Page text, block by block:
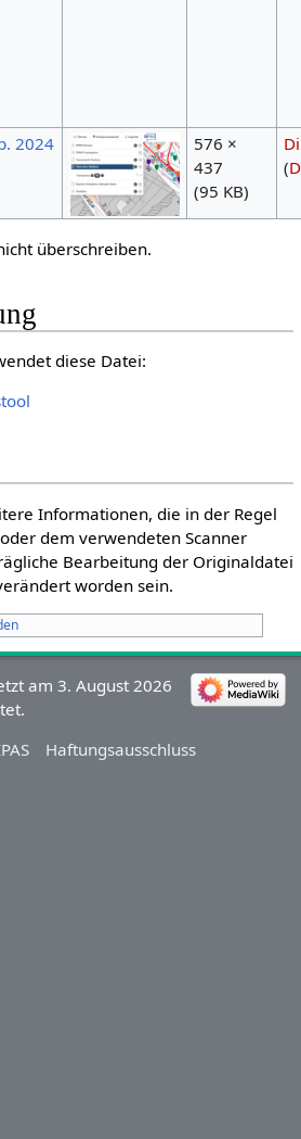
2024
576 ×
437
(95 KB)
(
überschreiben.
diese Datei:
Informationen, die in der Regel
dem verwendeten Scanner
Bearbeitung der Originaldatei
worden sein.
am 3. August 2026
Haftungsausschluss